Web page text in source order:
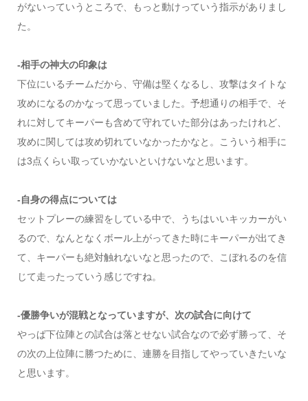
がないっていうところで、もっと動けっていう指示がありまし
た。
-相手の神大の印象は
下位にいるチームだから、守備は堅くなるし、攻撃はタイトな
攻めになるのかなって思っていました。予想通りの相手で、そ
れに対してキーパーも含めて守れていた部分はあったけれど、
攻めに関しては攻め切れていなかったかなと。こういう相手に
は3点くらい取っていかないといけないなと思います。
-自身の得点については
セットプレーの練習をしている中で、うちはいいキッカーがい
るので、なんとなくボール上がってきた時にキーパーが出てき
て、キーパーも絶対触れないなと思ったので、こぼれるのを信
じて走ったっていう感じですね。
-優勝争いが混戦となっていますが、次の試合に向けて
やっぱ下位陣との試合は落とせない試合なので必ず勝って、そ
の次の上位陣に勝つために、連勝を目指してやっていきたいな
と思います。